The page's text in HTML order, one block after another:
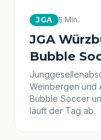
JGA 5 Min.
JGA
Bubble
Weinbergen und
Bubble Soccer
läuft der Tag ab.